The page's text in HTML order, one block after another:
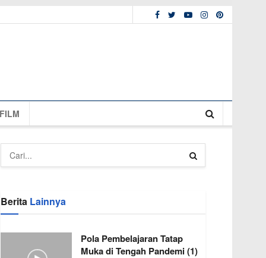
FILM
Berita Lainnya
Pola Pembelajaran Tatap
Muka di Tengah Pandemi (1)